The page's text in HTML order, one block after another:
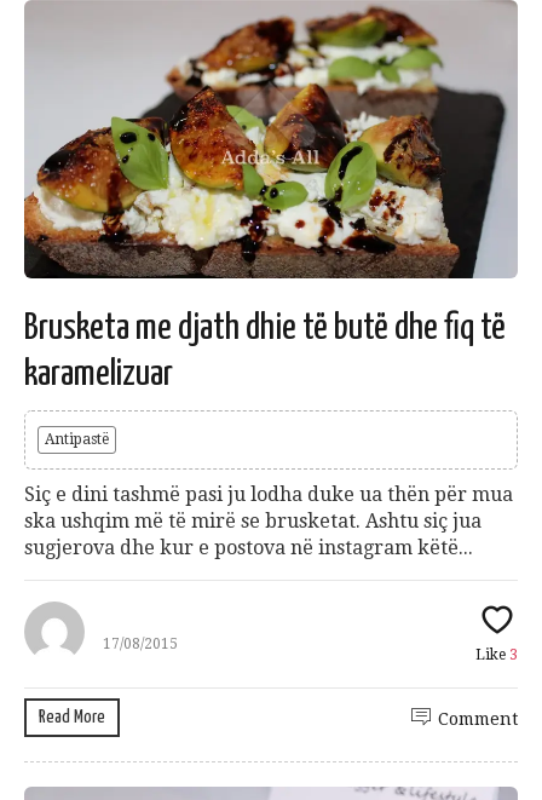
Brusketa me djath dhie të butë dhe fiq të
karamelizuar
Antipastë
Siç e dini tashmë pasi ju lodha duke ua thën për mua
ska ushqim më të mirë se brusketat. Ashtu siç jua
sugjerova dhe kur e postova në instagram këtë...
17/08/2015
Like 3
Read More Comment